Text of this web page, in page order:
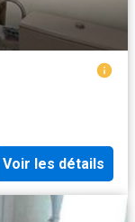
Voir les détails